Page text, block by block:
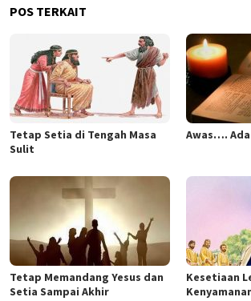
POS TERKAIT
Tetap Setia di Tengah Masa
Sulit
Awas….
Tetap Memandang Yesus dan
Setia Sampai Akhir
Kesetiaan